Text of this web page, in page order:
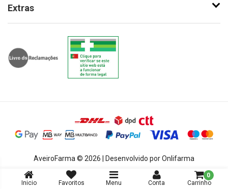
Inicio Favoritos Menu Conta Carrinho
0
Extras
AveiroFarma © 2026 | Desenvolvido por Onlifarma